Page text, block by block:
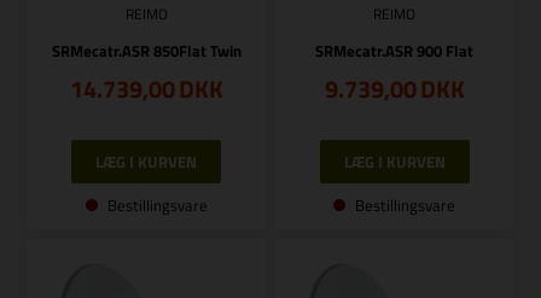
REIMO
SRMecatr.ASR 850Flat Twin
14.739,00DKK
Bestillingsvare
REIMO
SRMecatr.ASR 900 Flat
9.739,00DKK
Bestillingsvare